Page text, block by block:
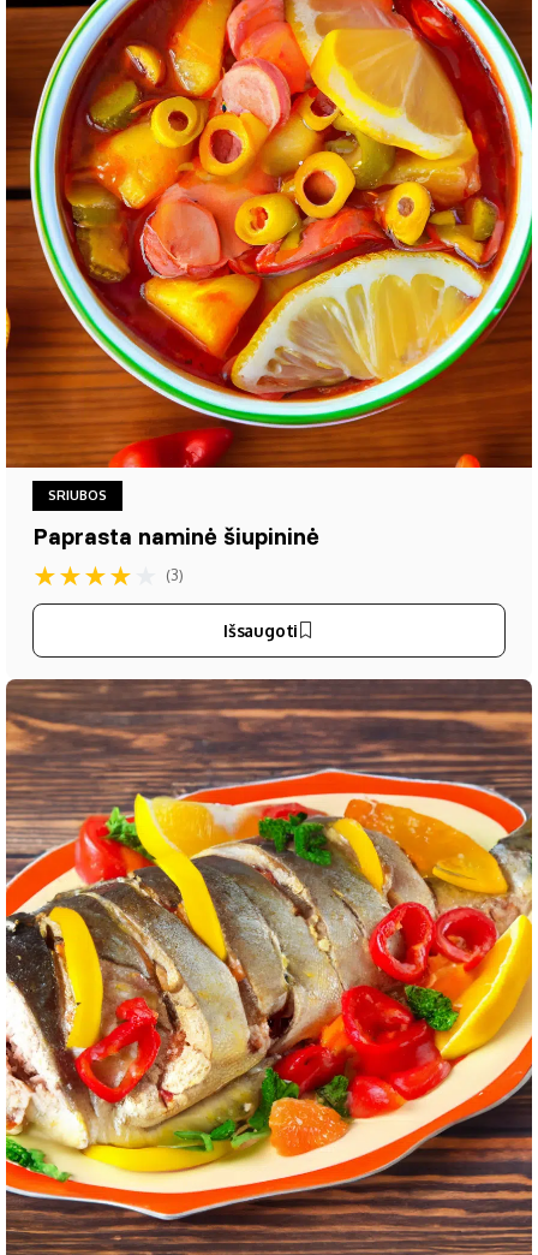
SRIUBOS
Paprasta naminė šiupininė
★★★★ (3)
Išsaugoti